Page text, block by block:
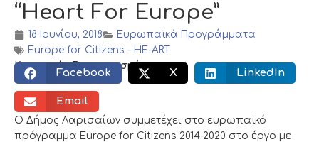
“Heart For Europe”
18 Ιουνίου, 2018
Ευρωπαϊκά Προγράμματα
Europe for Citizens - HE-ART
Κοινωνικός διαμοιρασμός:
Facebook X LinkedIn
Email
Ο Δήμος Λαρισαίων συμμετέχει στο ευρωπαϊκό
πρόγραμμα Europe for Citizens 2014-2020 στο έργο με